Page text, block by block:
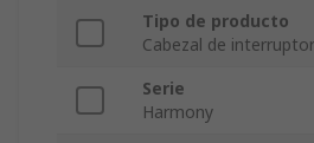
Tipo de producto
Cabezal de
Serie
Harmony